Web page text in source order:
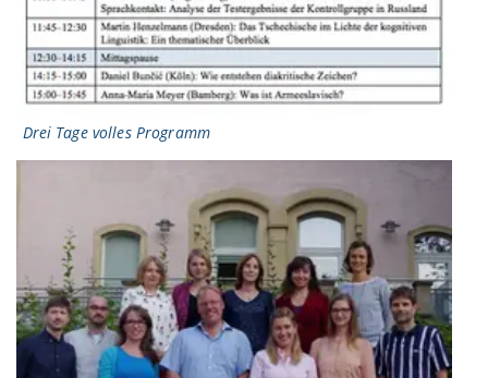
Drei Tage volles Programm